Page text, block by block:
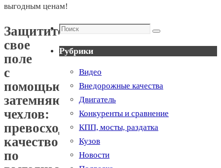
содержимому
выгодным ценам!
Защитите
свое
поле
с
помощью
затемняющих
чехлов:
превосходное
качество
по
Поиск
Поиск
Рубрики
Видео
Внедорожные качества
Двигатель
Конкуренты и сравнение
КПП, мосты, раздатка
Кузов
Новости